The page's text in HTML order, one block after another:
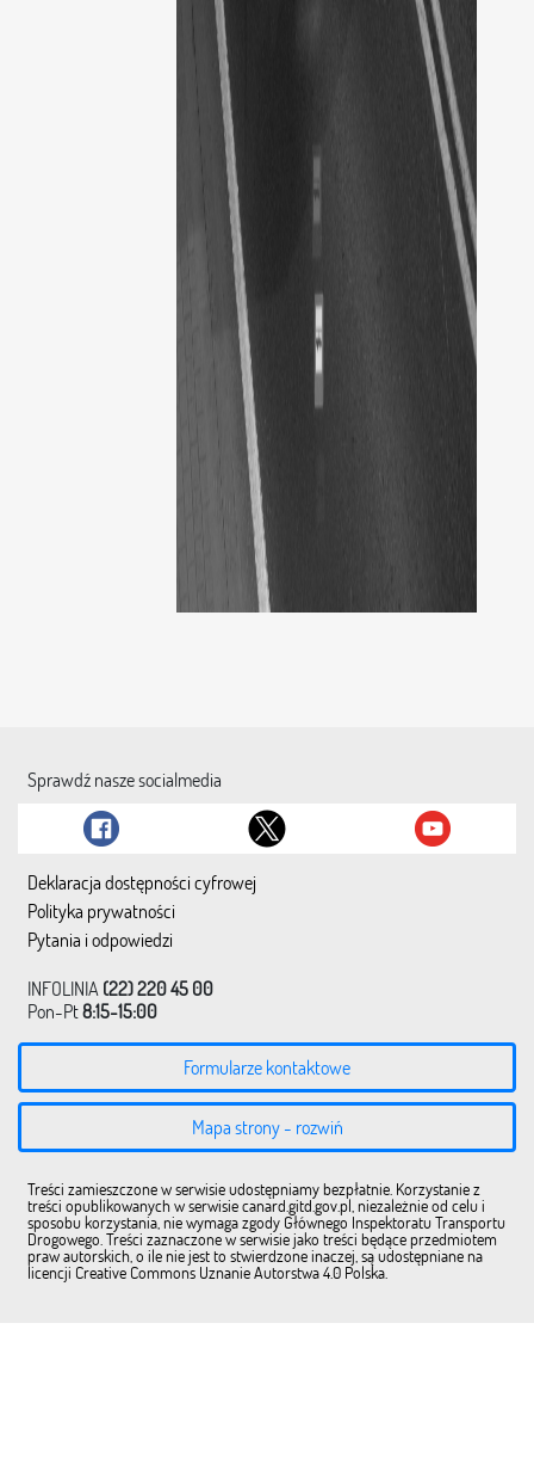
Sprawdź nasze socialmedia
Deklaracja dostępności cyfrowej
Polityka prywatności
Pytania i odpowiedzi
INFOLINIA (22) 220 45 00
Pon-Pt8:15-15:00
Formularze kontaktowe
Mapa strony - rozwiń
Treści zamieszczone w serwisie udostępniamy bezpłatnie. Korzystanie z
treści opublikowanych w serwisie canard.gitd.gov.pl, niezależnie od celu i
sposobu korzystania, nie wymaga zgody Głównego Inspektoratu Transportu
Drogowego. Treści zaznaczone w serwisie jako treści będące przedmiotem
praw autorskich, o ile nie jest to stwierdzone inaczej, są udostępniane na
licencji Creative Commons Uznanie Autorstwa 4.0 Polska.